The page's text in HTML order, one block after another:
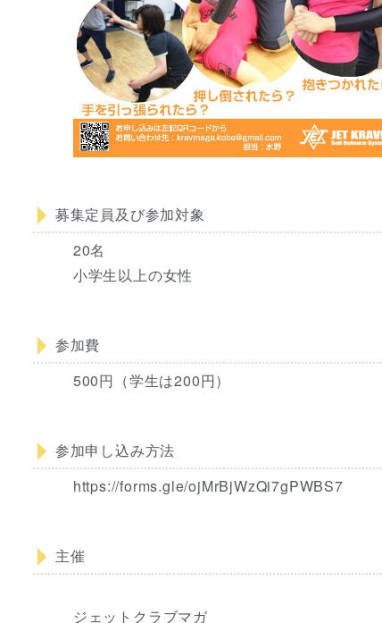
募集定員及び参加対象
20名
小学生以上の女性
参加費
500円（学生は200円）
参加申し込み方法
https://forms.gle/ojMrBjWzQi7gPWBS7
主催
ジェットクラブマガ